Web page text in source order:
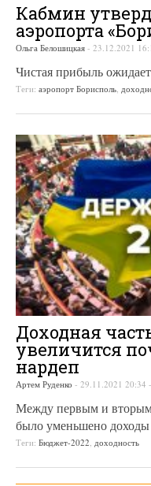
Кабмин
аэропорта
Ольга Белошицкая - 23.12.2021
Чистая прибыль
Теги: аэропорт Борисполь
Доходная
увеличится
нардеп
Артем Руденко - 29.11.2021 20:34 -
Между первым и вторым
было уменьшено доходы
Теги: Бюджет-2022, доходность